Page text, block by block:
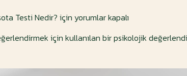
Testi Nedir? için yorumlar kapalı
için kullanılan bir psikolojik